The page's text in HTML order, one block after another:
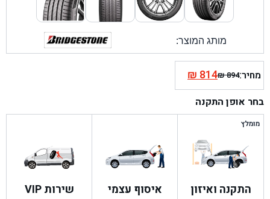
מותג המוצר:
מחיר: ₪894
המחיר
המקורי
היה:
₪814המחיר
הנוכחי
הוא:
בחר אופן התקנה
מומלץ
התקנה ואיזון איסוף עצמי שירות VIP